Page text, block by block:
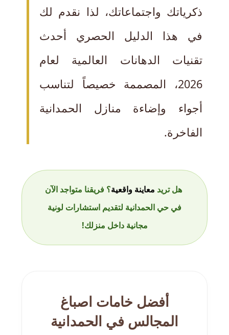
ذكرياتك واجتماعاتك، لذا نقدم لك
في هذا الدليل الحصري أحدث
تقنيات الدهانات العالمية لعام
2026، المصممة خصيصاً لتناسب
أجواء وإضاءة منازل الحمدانية
الفاخرة.
هل تريد معاينة واقعية؟ فريقنا متواجد الآن
في حي الحمدانية لتقديم استشارات لونية
مجانية داخل منزلك!
أفضل خامات اصباغ
المجالس في الحمدانية